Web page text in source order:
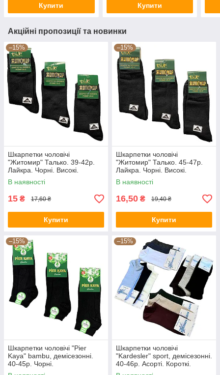
Купити Купити
Акційні пропозиції та новинки
–15%
Шкарпетки чоловічі
"Житомир" Талько. 39-42р.
Лайкра. Чорні. Високі.
Демісезонні.
В наявності
15 ₴ 17,60 ₴
Купити
–15%
Шкарпетки чоловічі
"Житомир" Талько. 45-47р.
Лайкра. Чорні. Високі.
Демісезонні.
В наявності
16,50 ₴ 19,40 ₴
Купити
–15%
Шкарпетки чоловічі "Pier
Kaya" bambu, демісезонні.
40-45р. Чорні.
–15%
Шкарпетки чоловічі
"Kardesler" sport, демісезонні.
40-46р. Асорті. Короткі.